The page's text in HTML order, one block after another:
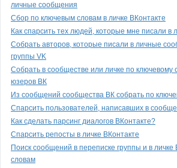
личные сообщения
Сбор по ключевым словам в личке ВКонтакте
Как спарсить тех людей, которые мне писали в
Собрать авторов, которые писали в личные
группы VK
Собрать в сообществе или личке по ключевому
юзеров ВК
Из сообщений сообщества ВК собрать по
Спарсить пользователей, написавших в
Как сделать парсинг диалогов ВКонтакте?
Спарсить репосты в личке ВКонтакте
Поиск сообщений в переписке группы и в
словам